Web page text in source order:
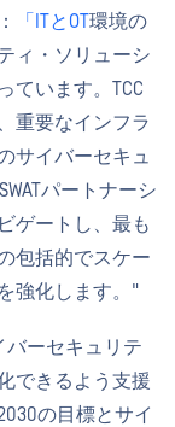
「ITとOT環境の
ィ・ソリューシ
ています。TCC
重要なインフラ
サイバーセキュ
パートナーシ
ゲートし、最も
包括的でスケー
強化します。"
バーセキュリテ
できるよう支援
の目標とサイ